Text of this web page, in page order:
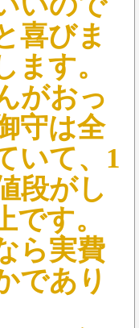
喜びま
ます。
がおっ
守は全
いて、1
段がし
です。
ら実費
であり